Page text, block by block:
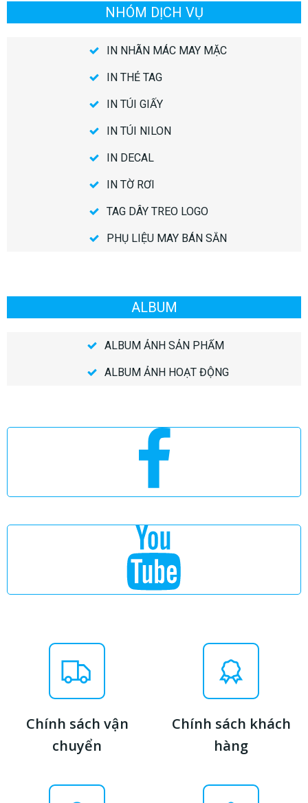
NHÓM DỊCH VỤ
IN NHÃN MÁC MAY MẶC
IN THẺ TAG
IN TÚI GIẤY
IN TÚI NILON
IN DECAL
IN TỜ RƠI
TAG DÂY TREO LOGO
PHỤ LIỆU MAY BÁN SẴN
ALBUM
ALBUM ẢNH SẢN PHẨM
ALBUM ẢNH HOẠT ĐỘNG
Chính sách vận
chuyển
Chính sách khách
hàng